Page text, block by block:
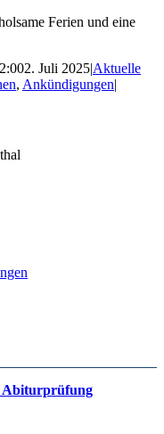
Ferien und eine
2. Juli 2025|Aktuelle
, Ankündigungen|
Abiturprüfung